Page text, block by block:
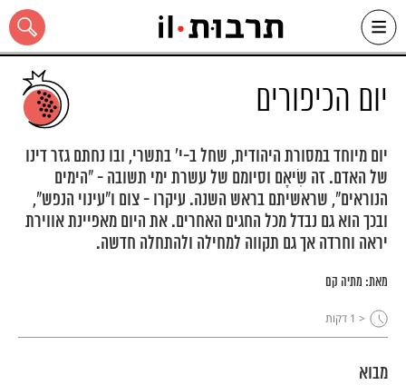
Skip
content
כל האתר
יום הכיפורים
יום מיוחד במסורת היהודית, שחל ב-י' בתשרי, ובו נחתם גזר דינו
של האדם. זה שִׂיאָם וסיומם של עשרת ימי תשובה - "הימים
הנוראים", שראשיתם בראש השנה. עיקרו - צום ו"עינוי הנפש",
ובכך הוא גם נבדל מכל החגים האחרים. את היום מאפיינת אווירת
יראה וחרדה אך גם תקווה למחילה ולהתחלה חדשה.
מאת: מתיה קם
< 1 דקות
מבוא